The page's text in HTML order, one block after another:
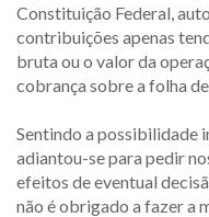
Constituição Federal,
contribuições apenas
bruta ou o valor da
cobrança sobre a folha
Sentindo a possibilidade
adiantou-se para pedir
efeitos de eventual
não é obrigado a fazer a